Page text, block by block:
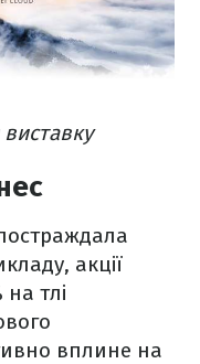
акції
тлі
вплине на